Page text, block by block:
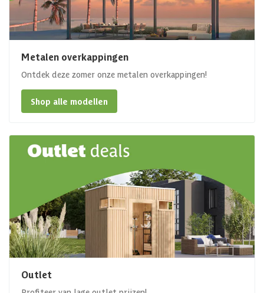
Metalen overkappingen
Ontdek deze zomer onze metalen overkappingen!
Shop alle modellen
Outlet